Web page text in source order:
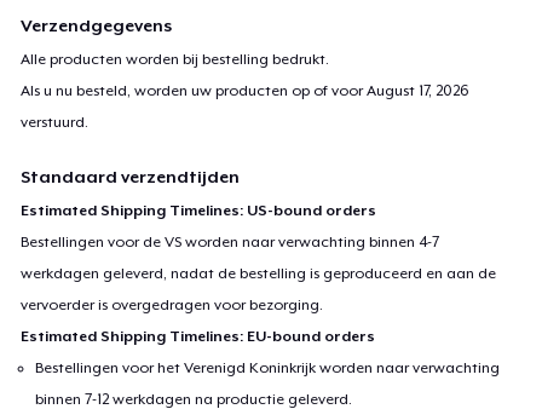
Verzendgegevens
Alle producten worden bij bestelling bedrukt.
Als u nu besteld, worden uw producten op of voorAugust 17, 2026
verstuurd.
Standaard verzendtijden
Estimated Shipping Timelines: US-bound orders
Bestellingen voor de VS worden naar verwachting binnen 4-7
werkdagen geleverd, nadat de bestelling is geproduceerd en aan de
vervoerder is overgedragen voor bezorging.
Estimated Shipping Timelines: EU-bound orders
Bestellingen voor het Verenigd Koninkrijk worden naar verwachting
binnen 7-12 werkdagen na productie geleverd.